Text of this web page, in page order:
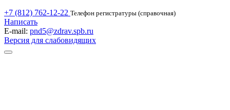
+7 (812) 762-12-22 Телефон регистратуры (справочная)
Написать
E-mail: pnd5@zdrav.spb.ru
Версия для слабовидящих